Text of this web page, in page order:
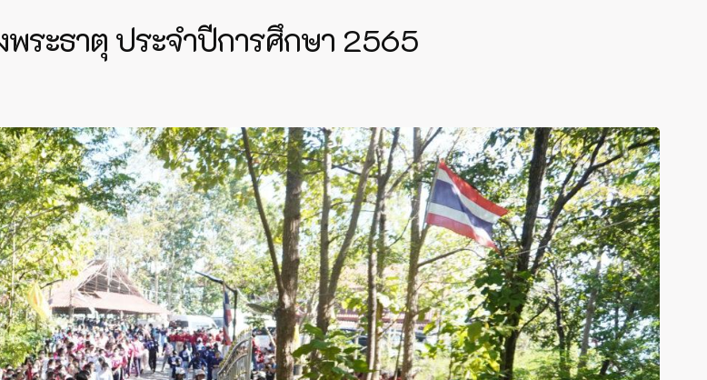
พระธาตุ ประจำปีการศึกษา 2565